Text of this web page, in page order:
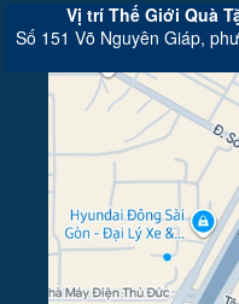
Vị trí Thế Giới Quà
Số 151 Võ Nguyên Giáp,